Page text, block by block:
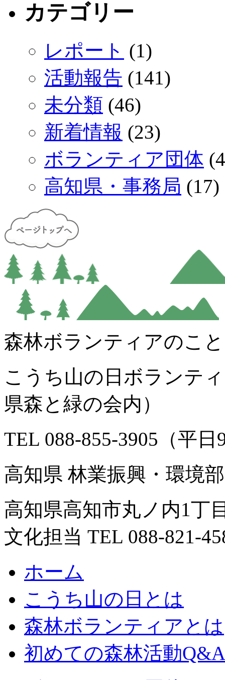
カテゴリー
レポート (1)
活動報告 (141)
未分類 (46)
新着情報 (23)
ボランティア団体
高知県・事務局 (17)
森林ボランティアのこ
こうち山の日ボランテ
県森と緑の会内）
TEL 088-855-3905（平日
高知県 林業振興・環境
高知県高知市丸ノ内1丁
文化担当 TEL 088-821-
ホーム
こうち山の日とは
森林ボランティアとは
初めての森林活動Q&A